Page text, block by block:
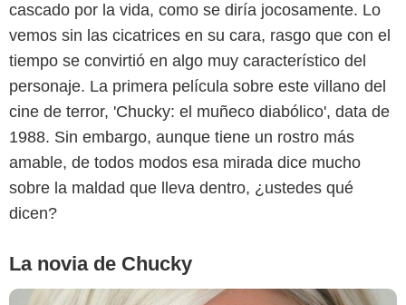
cascado por la vida, como se diría jocosamente. Lo
vemos sin las cicatrices en su cara, rasgo que con el
tiempo se convirtió en algo muy característico del
personaje. La primera película sobre este villano del
cine de terror, 'Chucky: el muñeco diabólico', data de
1988. Sin embargo, aunque tiene un rostro más
amable, de todos modos esa mirada dice mucho
sobre la maldad que lleva dentro, ¿ustedes qué
dicen?
La novia de Chucky